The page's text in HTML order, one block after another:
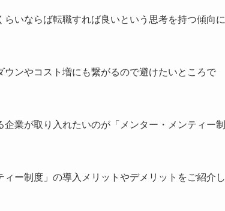
いならば転職すれば良いという思考を持つ傾向に
ンやコスト増にも繋がるので避けたいところで
業が取り入れたいのが「メンター・メンティー制
ー制度」の導入メリットやデメリットをご紹介し